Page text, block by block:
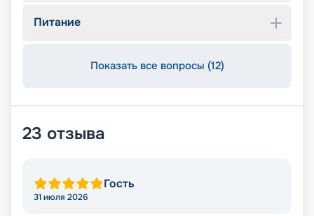
Питание
Показать все вопросы (12)
23 отзыва
Гость
31 июля 2026